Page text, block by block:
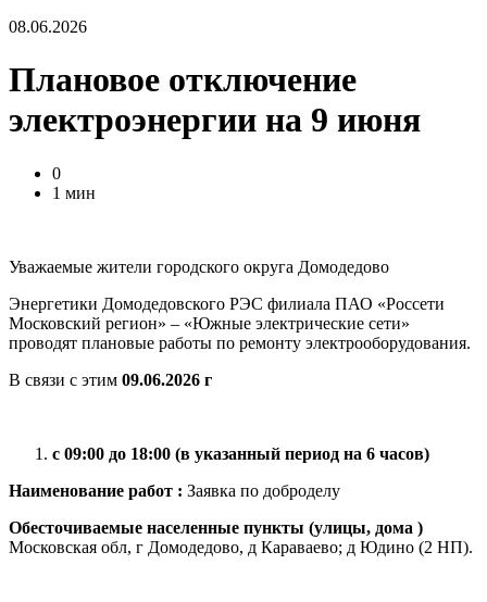
08.06.2026
Плановое отключение
электроэнергии на 9 июня
0
1 мин
Уважаемые жители городского округа Домодедово
Энергетики Домодедовского РЭС филиала ПАО «Россети
Московский регион» – «Южные электрические сети»
проводят плановые работы по ремонту электрооборудования.
В связи с этим 09.06.2026 г
с 09:00 до 18:00 (в указанный период на 6 часов)
Наименование работ : Заявка по доброделу
Обесточиваемые населенные пункты (улицы, дома )
Московская обл, г Домодедово, д Караваево; д Юдино (2 НП).